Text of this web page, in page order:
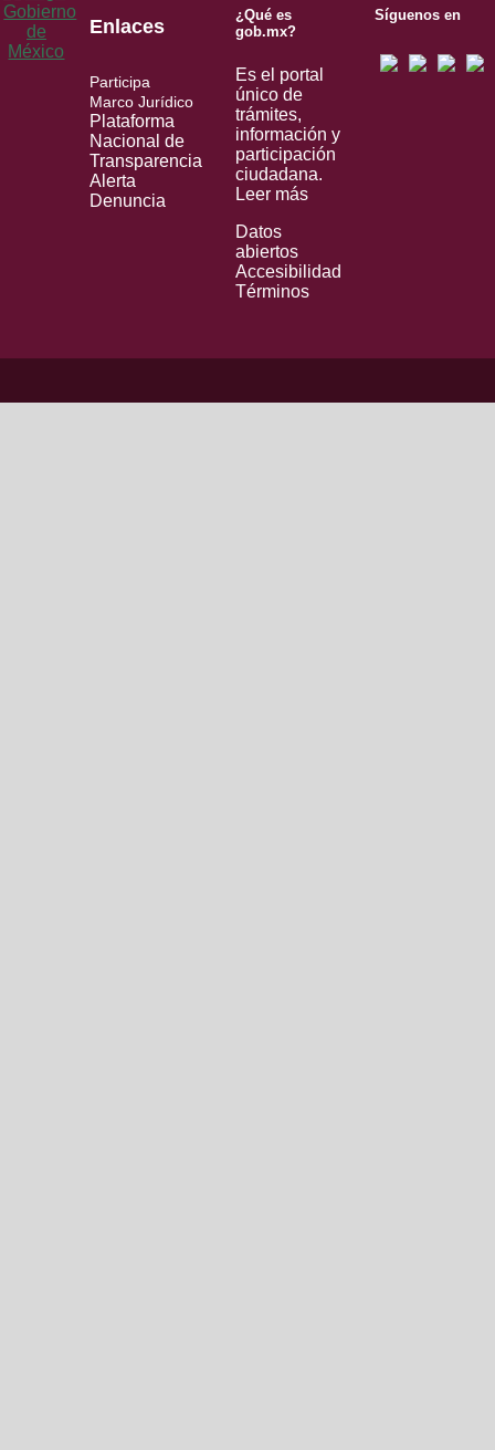
Enlaces
Participa
Marco Jurídico
Plataforma
Nacional de
Transparencia
Alerta
Denuncia
¿Qué es
gob.mx?
Es el portal
único de
trámites,
información y
participación
ciudadana.
Leer más
Datos
abiertos
Accesibilidad
Términos
Síguenos en